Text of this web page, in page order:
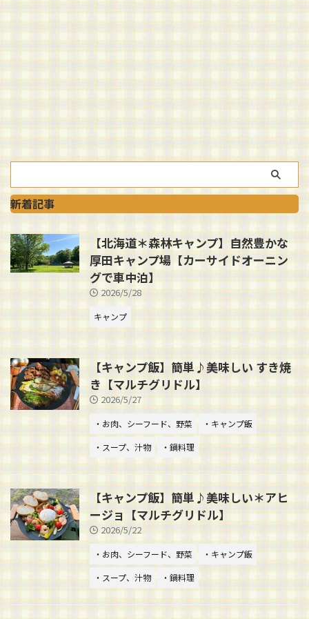
新着記事
【北海道＊森林キャンプ】自然豊かな
厚田キャンプ場【カーサイドオーニン
グで車中泊】
2026/5/28
キャンプ
【キャンプ飯】簡単♪美味しい すき焼
き【マルチグリドル】
2026/5/27
・お肉、シーフード、野菜
・キャンプ飯
・スープ、汁物
・鍋料理
【キャンプ飯】簡単♪美味しい＊アヒ
ージョ【マルチグリドル】
2026/5/22
・お肉、シーフード、野菜
・キャンプ飯
・スープ、汁物
・鍋料理